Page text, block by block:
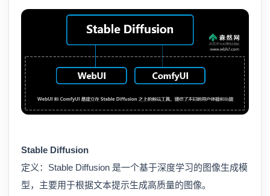
Stable Diffusion
定义：Stable Diffusion 是一个基于深度学习的图像生成模
型，主要用于根据文本提示生成高质量的图像。